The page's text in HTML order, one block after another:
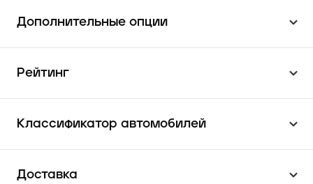
Дополнительные опции
Рейтинг
Классификатор автомобилей
Доставка